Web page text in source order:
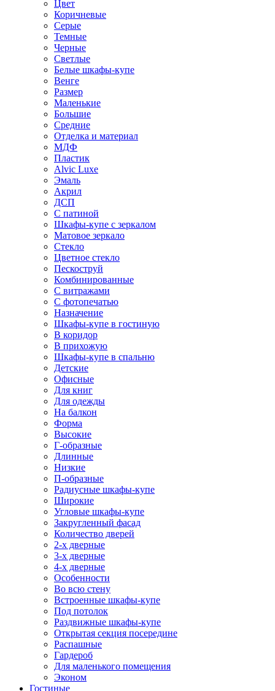
Цвет
Коричневые
Серые
Темные
Черные
Светлые
Белые шкафы-купе
Венге
Размер
Маленькие
Большие
Средние
Отделка и материал
МДФ
Пластик
Alvic Luxe
Эмаль
Акрил
ДСП
С патиной
Шкафы-купе с зеркалом
Матовое зеркало
Стекло
Цветное стекло
Пескоструй
Комбинированные
С витражами
С фотопечатью
Назначение
Шкафы-купе в гостиную
В коридор
В прихожую
Шкафы-купе в спальню
Детские
Офисные
Для книг
Для одежды
На балкон
Форма
Высокие
Г-образные
Длинные
Низкие
П-образные
Радиусные шкафы-купе
Широкие
Угловые шкафы-купе
Закругленный фасад
Количество дверей
2-х дверные
3-х дверные
4-х дверные
Особенности
Во всю стену
Встроенные шкафы-купе
Под потолок
Раздвижные шкафы-купе
Открытая секция посередине
Распашные
Гардероб
Для маленького помещения
Эконом
Гостиные